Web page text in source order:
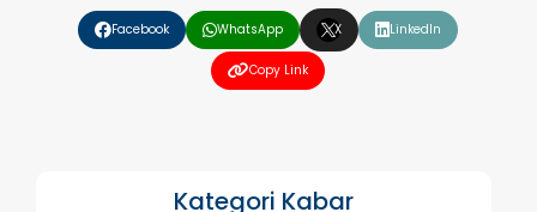
Facebook WhatsApp X LinkedIn
Copy Link
Kategori Kabar